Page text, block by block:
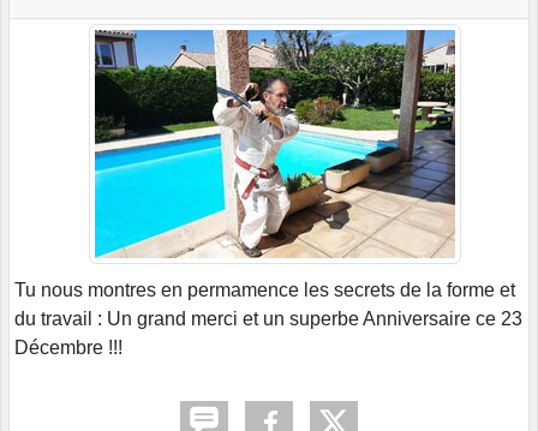
Tu nous montres en permamence les secrets de la forme et
du travail : Un grand merci et un superbe Anniversaire ce 23
Décembre !!!